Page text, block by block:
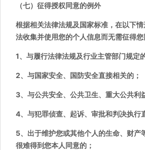
（七）征得授权同意的例外
根据相关法律法规及国家标准，在以下
法收集并使用您的个人信息而无需征得您
1、与履行法律法规及行业主管部门规定
2、与国家安全、国防安全直接相关的；
3、与公共安全、公共卫生、重大公共利
4、与犯罪侦查、起诉、审批和判决执行
5、出于维护您或其他个人的生命、财产
很难得到您本人同意的；